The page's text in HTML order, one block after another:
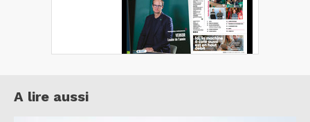
A lire aussi